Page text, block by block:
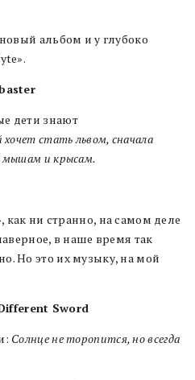
альбом и у глубоко
дети знают
стать львом, сначала
мышам и крысам.
как ни странно, на самом деле
в наше время так
Но это их музыку, на мой
Sword
Солнце не торопится, но всегда